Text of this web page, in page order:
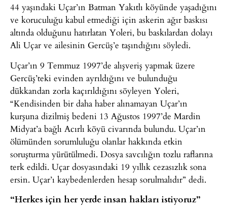
44 yaşındaki Uçar’ın Batman Yakıtlı köyünde yaşadığını
ve koruculuğu kabul etmediği için askerin ağır baskısı
altında olduğunu hatırlatan Yoleri, bu baskılardan dolayı
Ali Uçar ve ailesinin Gercüş’e taşındığını söyledi.
Uçar’ın 9 Temmuz 1997’de alışveriş yapmak üzere
Gercüş’teki evinden ayrıldığını ve bulunduğu
dükkandan zorla kaçırıldığını söyleyen Yoleri,
“Kendisinden bir daha haber alınamayan Uçar’ın
kurşuna dizilmiş bedeni 13 Ağustos 1997’de Mardin
Midyat’a bağlı Acırlı köyü civarında bulundu. Uçar’ın
ölümünden sorumluluğu olanlar hakkında etkin
soruşturma yürütülmedi. Dosya savcılığın tozlu raflarına
terk edildi. Uçar dosyasındaki 19 yıllık cezasızlık sona
ersin. Uçar’ı kaybedenlerden hesap sorulmalıdır” dedi.
“Herkes için her yerde insan hakları istiyoruz”